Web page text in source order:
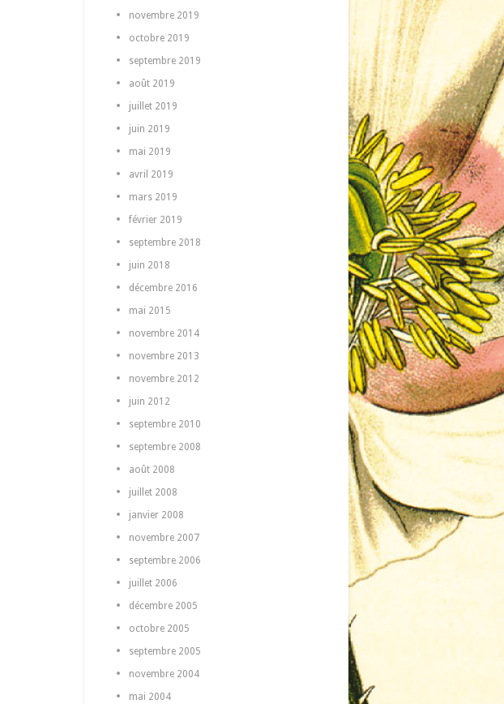
novembre 2019
octobre 2019
septembre 2019
août 2019
juillet 2019
juin 2019
mai 2019
avril 2019
mars 2019
février 2019
septembre 2018
juin 2018
décembre 2016
mai 2015
novembre 2014
novembre 2013
novembre 2012
juin 2012
septembre 2010
septembre 2008
août 2008
juillet 2008
janvier 2008
novembre 2007
septembre 2006
juillet 2006
décembre 2005
octobre 2005
septembre 2005
novembre 2004
mai 2004